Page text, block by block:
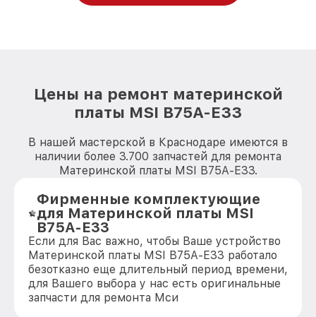
Цены на ремонт материнской
платы MSI B75A-E33
В нашей мастерской в Краснодаре имеются в
наличии более 3.700 запчастей для ремонта
Материнской платы MSI B75A-E33.
Фирменные комплектующие
для Материнской платы MSI
B75A-E33
Если для Вас важно, чтобы Ваше устройство
Материнской платы MSI B75A-E33 работало
безотказно еще длительный период времени,
для Вашего выбора у нас есть оригинальные
запчасти для ремонта Мси